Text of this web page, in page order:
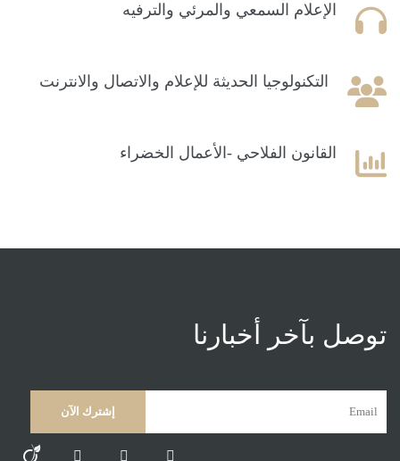
الإعلام السمعي والمرئي والترفيه
التكنولوجيا الحديثة للإعلام والاتصال والانترنت
القانون الفلاحي -الأعمال الخضراء
توصل بآخر أخبارنا